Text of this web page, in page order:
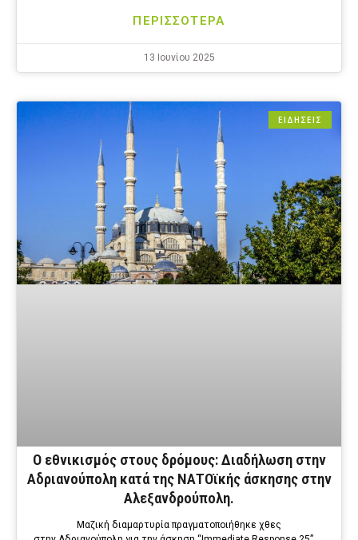
ΠΕΡΙΣΣΟΤΕΡΑ
13 Ιουνίου 2025
ΕΙΔΗΣΕΙΣ
Ο εθνικισμός στους δρόμους: Διαδήλωση στην
Αδριανούπολη κατά της ΝΑΤΟϊκής άσκησης στην
Αλεξανδρούπολη.
Μαζική διαμαρτυρία πραγματοποιήθηκε χθες